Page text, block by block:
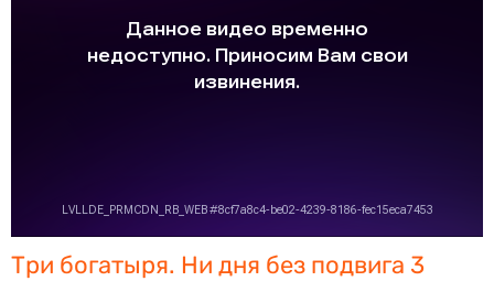
Три богатыря. Ни дня без подвига 3